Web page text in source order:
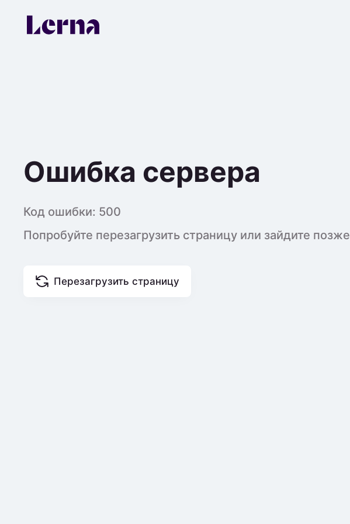
Ошибка сервера
Код ошибки: 500
Попробуйте перезагрузить страницу или зайдите позже
Перезагрузить страницу